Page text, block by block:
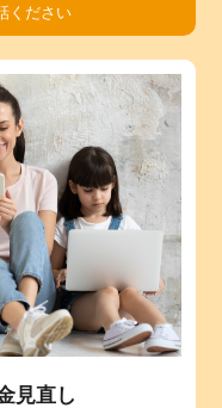
ください
見直し